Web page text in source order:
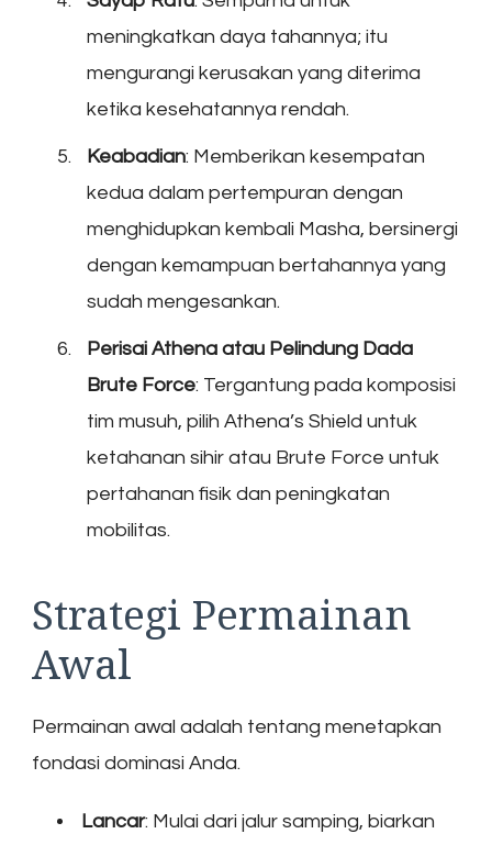
meningkatkan daya tahannya; itu
mengurangi kerusakan yang diterima
ketika kesehatannya rendah.
Keabadian: Memberikan kesempatan
kedua dalam pertempuran dengan
menghidupkan kembali Masha, bersinergi
dengan kemampuan bertahannya yang
sudah mengesankan.
Perisai Athena atau Pelindung Dada
Brute Force: Tergantung pada komposisi
tim musuh, pilih Athena’s Shield untuk
ketahanan sihir atau Brute Force untuk
pertahanan fisik dan peningkatan
mobilitas.
Strategi Permainan
Awal
Permainan awal adalah tentang menetapkan
fondasi dominasi Anda.
Lancar: Mulai dari jalur samping, biarkan